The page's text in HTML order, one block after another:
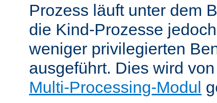
Prozess läuft unter dem
die Kind-Prozesse
weniger privilegierten
ausgeführt. Dies wird
Multi-Processing-Modul